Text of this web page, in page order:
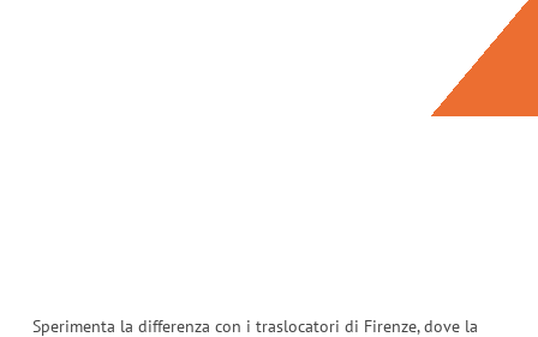
Sperimenta la differenza con i traslocatori di Firenze, dove la